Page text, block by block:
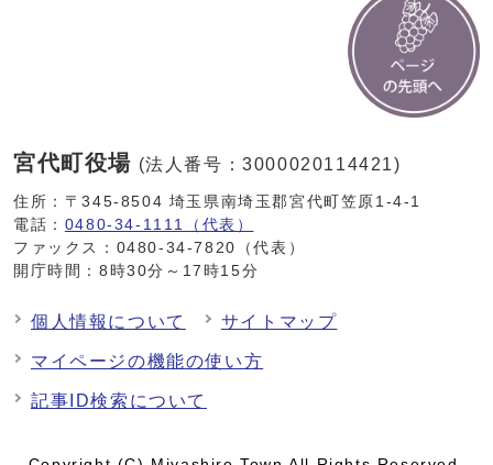
宮代町役場 (法人番号：3000020114421)
住所：〒345-8504 埼玉県南埼玉郡宮代町笠原1-4-1
電話： 0480-34-1111（代表）
ファックス：0480-34-7820（代表）
開庁時間：8時30分～17時15分
個人情報について サイトマップ
マイページの機能の使い方
記事ID検索について